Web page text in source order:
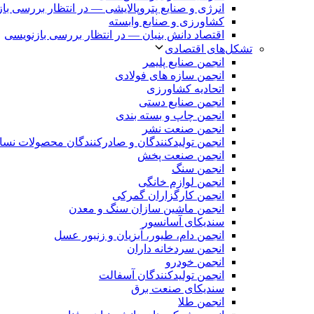
انرژی و صنایع پتروپالایشی — در انتظار بررسی
کشاورزی و صنایع وابسته
اقتصاد دانش بنیان — در انتظار بررسی بازنویسی
تشکل‌های اقتصادی
انجمن صنایع پلیمر
انجمن سازه های فولادی
اتحادیه کشاورزی
انجمن صنایع دستی
انجمن چاپ و بسته بندی
انجمن صنعت نشر
انجمن تولیدکنندگان و صادرکنندگان محصولات
انجمن صنعت پخش
انجمن سنگ
انجمن لوازم خانگی
انجمن کارگزاران گمرکی
انجمن ماشین سازان سنگ و معدن
سندیکای آسانسور
انجمن دام، طیور، آبزیان و زنبور عسل
انجمن سردخانه داران
انجمن خودرو
انجمن تولیدکنندگان آسفالت
سندیکای صنعت برق
انجمن طلا